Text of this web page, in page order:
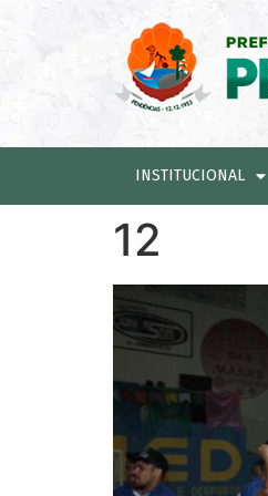
INSTITUCIONAL
12